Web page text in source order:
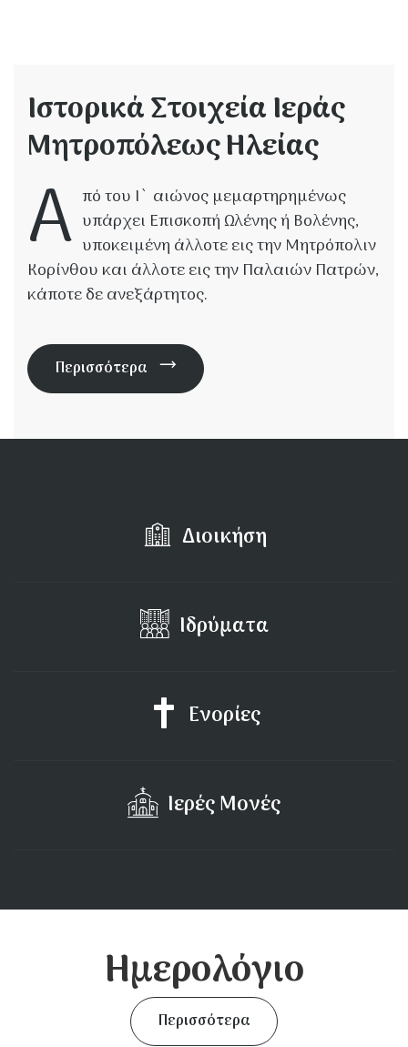
Ιστορικά Στοιχεία Ιεράς
Μητροπόλεως Ηλείας
Α πό του Ι` αιώνος μεμαρτηρημένως
υπάρχει Επισκοπή Ωλένης ή Βολένης,
υποκειμένη άλλοτε εις την Μητρόπολιν
Κορίνθου και άλλοτε εις την Παλαιών Πατρών,
κάποτε δε ανεξάρτητος.
Περισσότερα
Διοικήση
Ιδρύματα
Ενορίες
Ιερές Μονές
Ημερολόγιο
Περισσότερα